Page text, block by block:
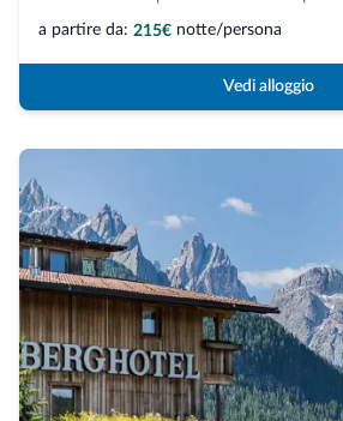
a partire da: 215€ notte/persona
Vedi alloggio